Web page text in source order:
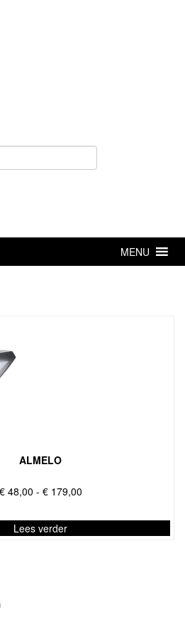
MENU
ALMELO
€48,00 - €179,00Prijsklasse:
tot
€ 179,00
Lees verder